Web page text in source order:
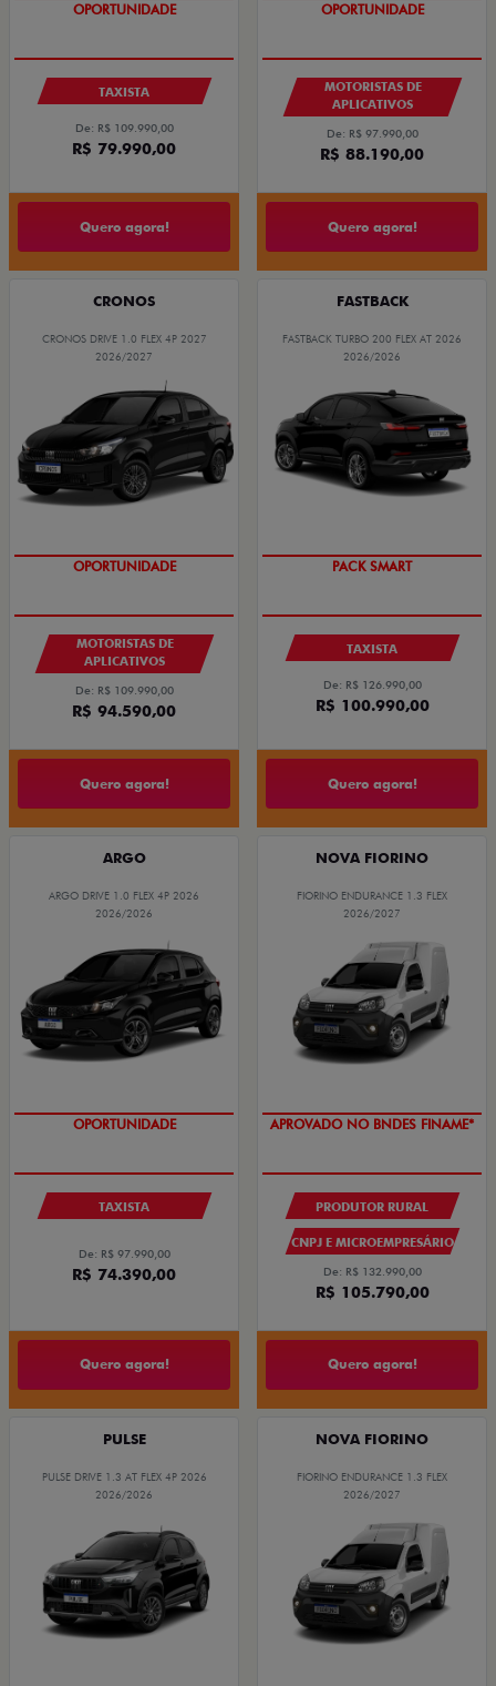
OPORTUNIDADE
TAXISTA
De: R$ 109.990,00
R$ 79.990,00
Quero agora!
OPORTUNIDADE
MOTORISTAS DE
APLICATIVOS
De: R$ 97.990,00
R$ 88.190,00
Quero agora!
CRONOS
CRONOS DRIVE 1.0 FLEX 4P 2027
2026/2027
OPORTUNIDADE
MOTORISTAS DE
APLICATIVOS
De: R$ 109.990,00
R$ 94.590,00
Quero agora!
FASTBACK
FASTBACK TURBO 200 FLEX AT 2026
2026/2026
PACK SMART
TAXISTA
De: R$ 126.990,00
R$ 100.990,00
Quero agora!
ARGO
ARGO DRIVE 1.0 FLEX 4P 2026
2026/2026
OPORTUNIDADE
TAXISTA
De: R$ 97.990,00
R$ 74.390,00
Quero agora!
NOVA FIORINO
FIORINO ENDURANCE 1.3 FLEX
2026/2027
APROVADO NO BNDES FINAME*
PRODUTOR RURAL
CNPJ E MICROEMPRESÁRIO
De: R$ 132.990,00
R$ 105.790,00
Quero agora!
PULSE
PULSE DRIVE 1.3 AT FLEX 4P 2026
2026/2026
NOVA FIORINO
FIORINO ENDURANCE 1.3 FLEX
2026/2027